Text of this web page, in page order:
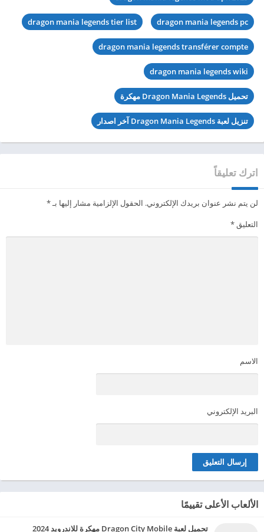
dragon mania legends pc
dragon mania legends tier list
dragon mania legends transférer compte
dragon mania legends wiki
تحميل Dragon Mania Legends مهكرة
تنزيل لعبة Dragon Mania Legends آخر اصدار
اترك تعليقاً
لن يتم نشر عنوان بريدك الإلكتروني. الحقول الإلزامية مشار إليها بـ*
التعليق*
الاسم
البريد الإلكتروني
الألعاب الأعلى تقييمًا
تحميل لعبة Dragon City Mobile مهكرة للاندرويد 2024